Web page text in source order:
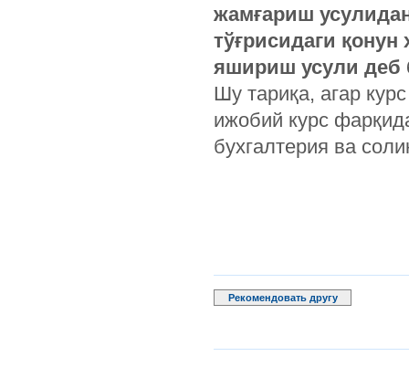
жамғариш
тўғрисидаги
яшириш усули деб
Шу тариқа, агар
ижобий курс
бухгалтерия ва
Рекомендовать другу